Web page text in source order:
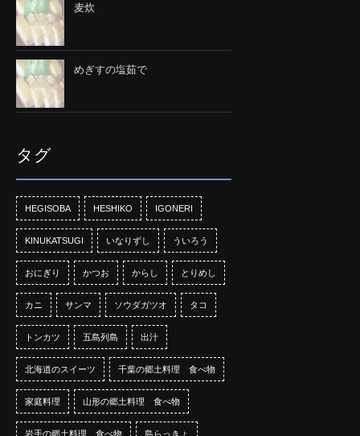
麦炊
めぎすの塩茹で
タグ
HEGISOBA HESHIKO IGONERI
KINUKATSUGI いなりずし ういろう
おにぎり かつお からし とりめし
カニ サンマ ソウダガツオ タコ
トンカツ 五島列島 出汁
北海道のスイーツ 千葉の郷土料理 食べ物
家庭料理 山形の郷土料理 食べ物
岩手の郷土料理 食べ物 島らっきょ